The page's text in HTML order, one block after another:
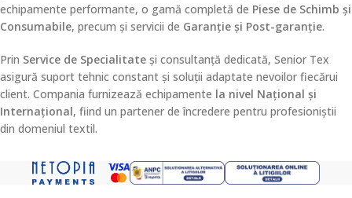
echipamente performante, o gamă completă de Piese de Schimb și
Consumabile, precum și servicii de Garanție și Post-garanție.
Prin Service de Specialitate și consultanță dedicată, Senior Tex
asigură suport tehnic constant și soluții adaptate nevoilor fiecărui
client. Compania furnizează echipamente la nivel Național și
Internațional, fiind un partener de încredere pentru profesioniștii
din domeniul textil.